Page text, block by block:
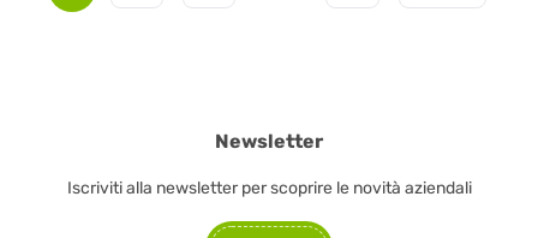
Newsletter
Iscriviti alla newsletter per scoprire le novità aziendali